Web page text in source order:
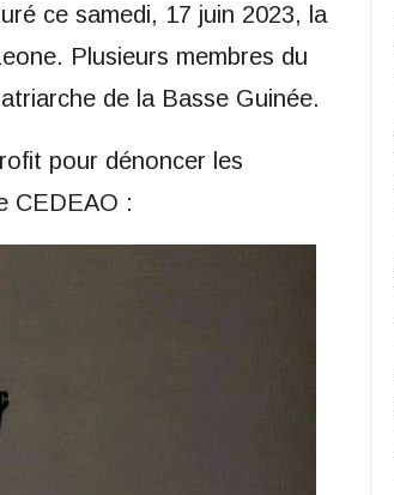
ce samedi, 17 juin 2023, la
Plusieurs membres du
de la Basse Guinée.
pour dénoncer les
CEDEAO :